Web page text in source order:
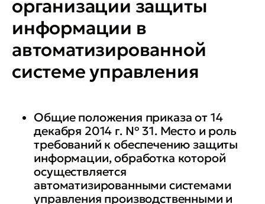
корпоративную методику
анализа угроз в АСУ ТП
• осуществлять разработку
системы защиты информации в
• внедрять системы защиты в
АСУ ТП и вводить ее в действие
• обеспечивать защиту
информации в ходе
организации защиты
информации в
автоматизированной
системе управления
Общие положения приказа от 14
декабря 2014 г. № 31. Место и роль
требований к обеспечению защиты
информации, обработка которой
осуществляется
автоматизированными системами
управления производственными и